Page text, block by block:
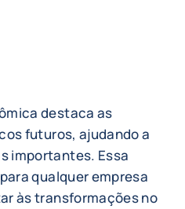
destaca as
futuros, ajudando a
importantes. Essa
qualquer empresa
às transformações no